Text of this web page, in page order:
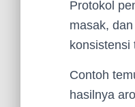
Protokol
masak,
konsistensi
Contoh
hasilnya